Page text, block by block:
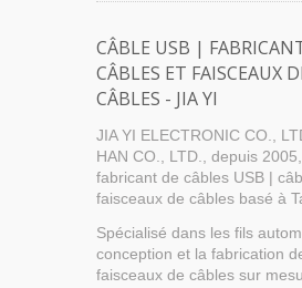
CÂBLE USB |
CÂBLES ET FAISCEAUX
CÂBLES - JIA YI
JIA YI ELECTRONIC CO.,
HAN CO., LTD., depuis
fabricant de câbles USB |
faisceaux de câbles basé à
Spécialisé dans les fils
conception et la fabrication
faisceaux de câbles sur